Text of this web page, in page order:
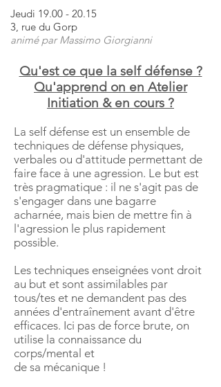
Jeudi 19.00 - 20.15
3, rue du Gorp
animé par Massimo Giorgianni
Qu'est ce que la self défense ?
Qu'apprend on en Atelier
Initiation & en cours ?
La self défense est un ensemble de
techniques de défense physiques,
verbales ou d'attitude permettant de
faire face à une agression. Le but est
très pragmatique : il ne s'agit pas de
s'engager dans une bagarre
acharnée, mais bien de mettre fin à
l'agression le plus rapidement
possible.
Les techniques enseignées vont droit
au but et sont assimilables par
tous/tes et ne demandent pas des
années d'entraînement avant d'être
efficaces. Ici pas de force brute, on
utilise la connaissance du
corps/mental et
de sa mécanique !